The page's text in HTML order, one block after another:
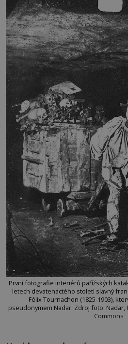
První fotografie interiérů pařížských
letech devatenáctého století slavný
Félix Tournachon (1825-1903),
pseudonymem Nadar. Zdroj foto: Nadar,
Commons